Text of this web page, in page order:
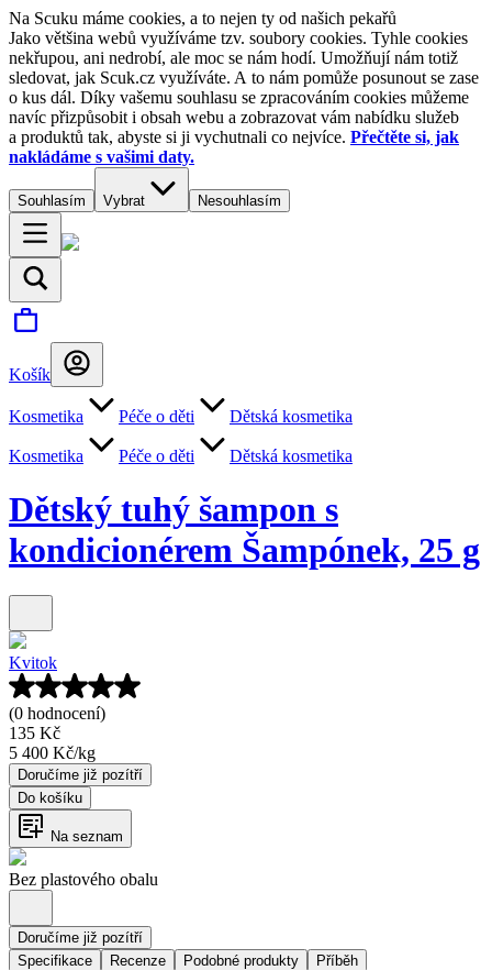
Na Scuku máme cookies, a to nejen ty od našich pekařů
Jako většina webů využíváme tzv. soubory cookies. Tyhle cookies
nekřupou, ani nedrobí, ale moc se nám hodí. Umožňují nám totiž
sledovat, jak Scuk.cz využíváte. A to nám pomůže posunout se zase
o kus dál. Díky vašemu souhlasu se zpracováním cookies můžeme
navíc přizpůsobit i obsah webu a zobrazovat vám nabídku služeb
a produktů tak, abyste si ji vychutnali co nejvíce. Přečtěte si, jak
nakládáme s vašimi daty.
Souhlasím Vybrat Nesouhlasím
Košík
Kosmetika Péče o děti Dětská kosmetika
Kosmetika Péče o děti Dětská kosmetika
Dětský tuhý šampon s
kondicionérem Šampónek, 25 g
Kvitok
(0 hodnocení)
135 Kč
5 400 Kč/kg
Doručíme již pozítří
Do košíku
Na seznam
Bez plastového obalu
Doručíme již pozítří
Specifikace
Recenze Podobné produkty Příběh